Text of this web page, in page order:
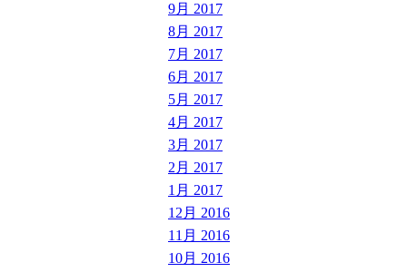
9月 2017
8月 2017
7月 2017
6月 2017
5月 2017
4月 2017
3月 2017
2月 2017
1月 2017
12月 2016
11月 2016
10月 2016